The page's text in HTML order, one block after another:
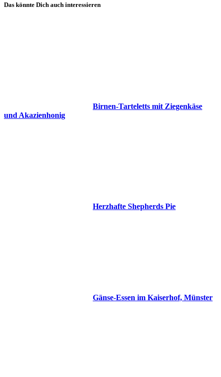
Das könnte Dich auch interessieren
Birnen-Tarteletts mit Ziegenkäse
und Akazienhonig
Herzhafte Shepherds Pie
Gänse-Essen im Kaiserhof, Münster